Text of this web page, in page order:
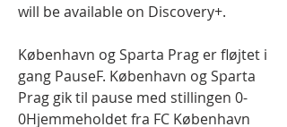
will be available on Discovery+.
København og Sparta Prag er fløjtet i
gang PauseF. København og Sparta
Prag gik til pause med stillingen 0-
0Hjemmeholdet fra FC København